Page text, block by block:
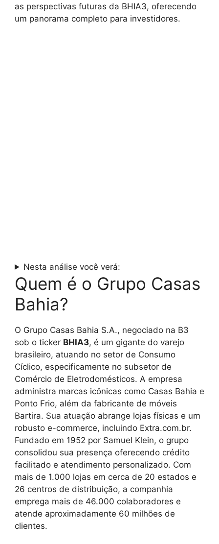
as perspectivas futuras da BHIA3, oferecendo
um panorama completo para investidores.
Nesta análise você verá:
Quem é o Grupo Casas
Bahia?
O Grupo Casas Bahia S.A., negociado na B3
sob o ticker BHIA3, é um gigante do varejo
brasileiro, atuando no setor de Consumo
Cíclico, especificamente no subsetor de
Comércio de Eletrodomésticos. A empresa
administra marcas icônicas como Casas Bahia e
Ponto Frio, além da fabricante de móveis
Bartira. Sua atuação abrange lojas físicas e um
robusto e-commerce, incluindo Extra.com.br.
Fundado em 1952 por Samuel Klein, o grupo
consolidou sua presença oferecendo crédito
facilitado e atendimento personalizado. Com
mais de 1.000 lojas em cerca de 20 estados e
26 centros de distribuição, a companhia
emprega mais de 46.000 colaboradores e
atende aproximadamente 60 milhões de
clientes.